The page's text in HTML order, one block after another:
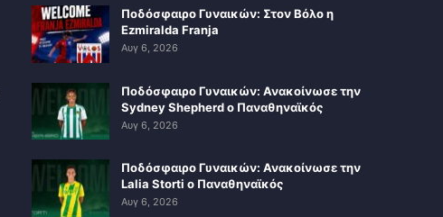
Ποδόσφαιρο Γυναικών: Στον Βόλο η
Ezmiralda Franja
Αυγ 6, 2026
Ποδόσφαιρο Γυναικών: Ανακοίνωσε την
Sydney Shepherd ο Παναθηναϊκός
Αυγ 6, 2026
Ποδόσφαιρο Γυναικών: Ανακοίνωσε την
Lalia Storti ο Παναθηναϊκός
Αυγ 6, 2026